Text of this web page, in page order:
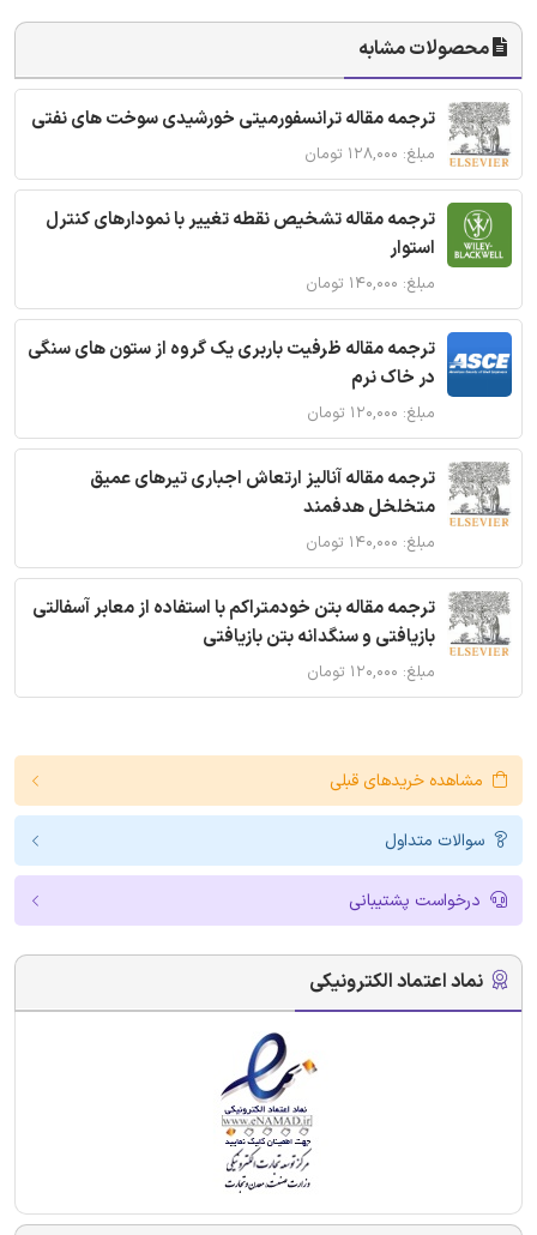
محصولات مشابه
ترجمه مقاله ترانسفورمیتی خورشیدی سوخت های نفتی
مبلغ: ۱۲۸,۰۰۰ تومان
ترجمه مقاله تشخیص نقطه تغییر با نمودارهای کنترل
استوار
مبلغ: ۱۴۰,۰۰۰ تومان
ترجمه مقاله ظرفیت باربری یک گروه از ستون های سنگی
در خاک نرم
مبلغ: ۱۲۰,۰۰۰ تومان
ترجمه مقاله آنالیز ارتعاش اجباری تیرهای عمیق
متخلخل هدفمند
مبلغ: ۱۴۰,۰۰۰ تومان
ترجمه مقاله بتن خودمتراکم با استفاده از معابر آسفالتی
بازیافتی و سنگدانه بتن بازیافتی
مبلغ: ۱۲۰,۰۰۰ تومان
مشاهده خریدهای قبلی
سوالات متداول
درخواست پشتیبانی
نماد اعتماد الکترونیکی